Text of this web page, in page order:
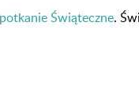
Świąteczne.